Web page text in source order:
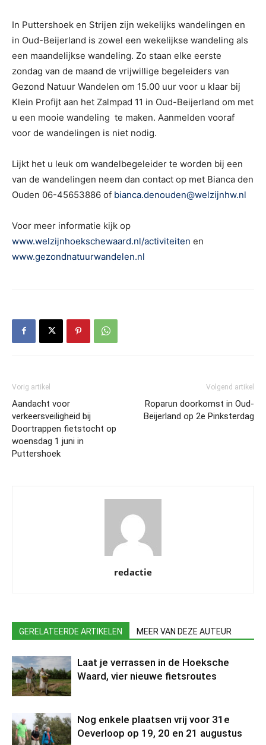
In Puttershoek en Strijen zijn wekelijks wandelingen en
in Oud-Beijerland is zowel een wekelijkse wandeling als
een maandelijkse wandeling. Zo staan elke eerste
zondag van de maand de vrijwillige begeleiders van
Gezond Natuur Wandelen om 15.00 uur voor u klaar bij
Klein Profijt aan het Zalmpad 11 in Oud-Beijerland om met
u een mooie wandeling te maken. Aanmelden vooraf
voor de wandelingen is niet nodig.
Lijkt het u leuk om wandelbegeleider te worden bij een
van de wandelingen neem dan contact op met Bianca den
Ouden 06-45653886 of bianca.denouden@welzijnhw.nl
Voor meer informatie kijk op
www.welzijnhoekschewaard.nl/activiteiten en
www.gezondnatuurwandelen.nl
Vorig artikel
Aandacht voor
verkeersveiligheid bij
Doortrappen fietstocht op
woensdag 1 juni in
Puttershoek
Volgend artikel
Roparun doorkomst in Oud-
Beijerland op 2e Pinksterdag
redactie
GERELATEERDE ARTIKELEN MEER VAN DEZE AUTEUR
Laat je verrassen in de Hoeksche
Waard, vier nieuwe fietsroutes
Nog enkele plaatsen vrij voor 31e
Oeverloop op 19, 20 en 21 augustus